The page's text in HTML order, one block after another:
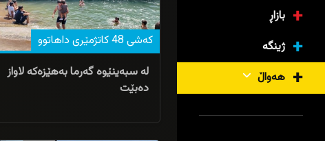
بازاڕ
ژینگە
هەواڵ
کەشى 48 کاتژمێرى داهاتوو
لە سبەینێوە گەرما بەهێزەکە لاواز
دەبێت